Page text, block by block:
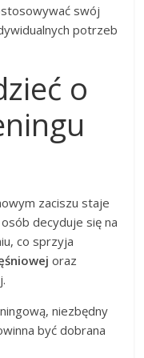
swój
potrzeb
o
zaciszu staje
decyduje się na
co sprzyja
oraz
niezbędny
być dobrana